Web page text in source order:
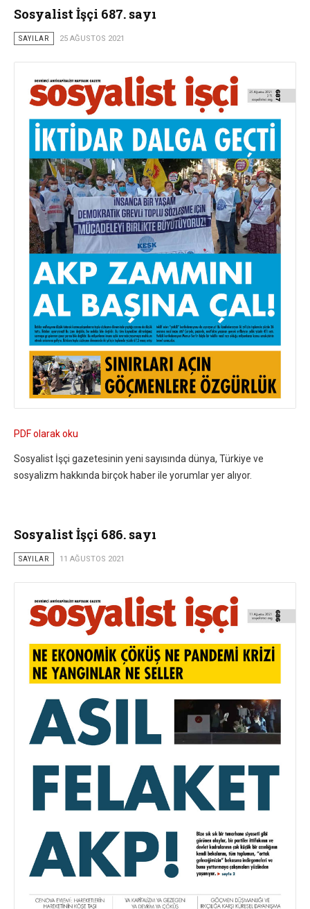
Sosyalist İşçi 687. sayı
SAYILAR 25 AĞUSTOS 2021
PDF olarak oku
Sosyalist İşçi gazetesinin yeni sayısında dünya, Türkiye ve
sosyalizm hakkında birçok haber ile yorumlar yer alıyor.
Sosyalist İşçi 686. sayı
SAYILAR 11 AĞUSTOS 2021